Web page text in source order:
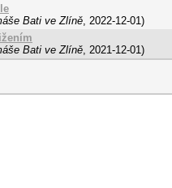
Bati ve Zlíně, 2022-12-01)
Bati ve Zlíně, 2021-12-01)